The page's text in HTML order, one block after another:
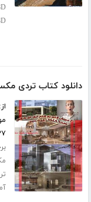
دانلود کتاب تردی
از:
۲۷